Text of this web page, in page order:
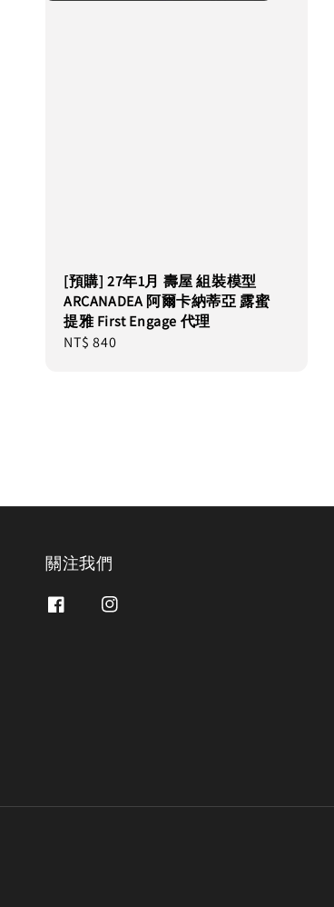
[預購] 27年1月 壽屋 組裝模型
ARCANADEA 阿爾卡納蒂亞 露蜜
提雅 First Engage 代理
Regular
NT$ 840
關注我們